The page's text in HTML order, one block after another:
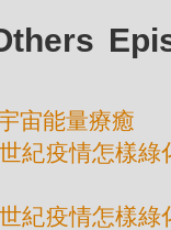
宙能量療癒
紀疫情怎樣
紀疫情怎樣